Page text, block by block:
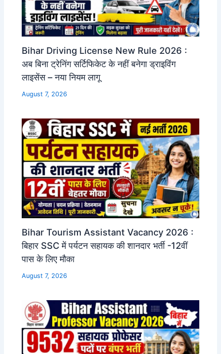
Bihar Driving License New Rule 2026 :
अब बिना ट्रेनिंग सर्टिफिकेट के नहीं बनेगा ड्राइविंग
लाइसेंस – नया नियम लागू
August 7, 2026
Bihar Tourism Assistant Vacancy 2026 :
बिहार SSC में पर्यटन सहायक की शानदार भर्ती -12वीं
पास के लिए मौका
August 7, 2026